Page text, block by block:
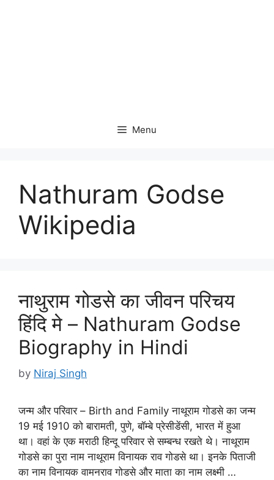
Menu
Nathuram Godse
Wikipedia
नाथुराम गोडसे का जीवन परिचय
हिंदि मे – Nathuram Godse
Biography in Hindi
by Niraj Singh
जन्म और परिवार – Birth and Family नाथूराम गोडसे का जन्म
19 मई 1910 को बारामती, पुणे, बॉम्बे प्रेसीडेंसी, भारत में हुआ
था। वहां के एक मराठी हिन्दू परिवार से सम्बन्ध रखते थे। नाथूराम
गोडसे का पुरा नाम नाथूराम विनायक राव गोडसे था। इनके पिताजी
का नाम विनायक वामनराव गोडसे और माता का नाम लक्ष्मी …